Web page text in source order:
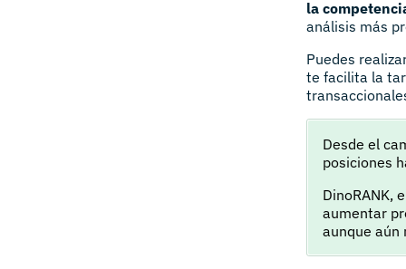
la
análisis más
Puedes
te facilita la
Desde el
posiciones
DinoRANK,
aumentar
aunque aún